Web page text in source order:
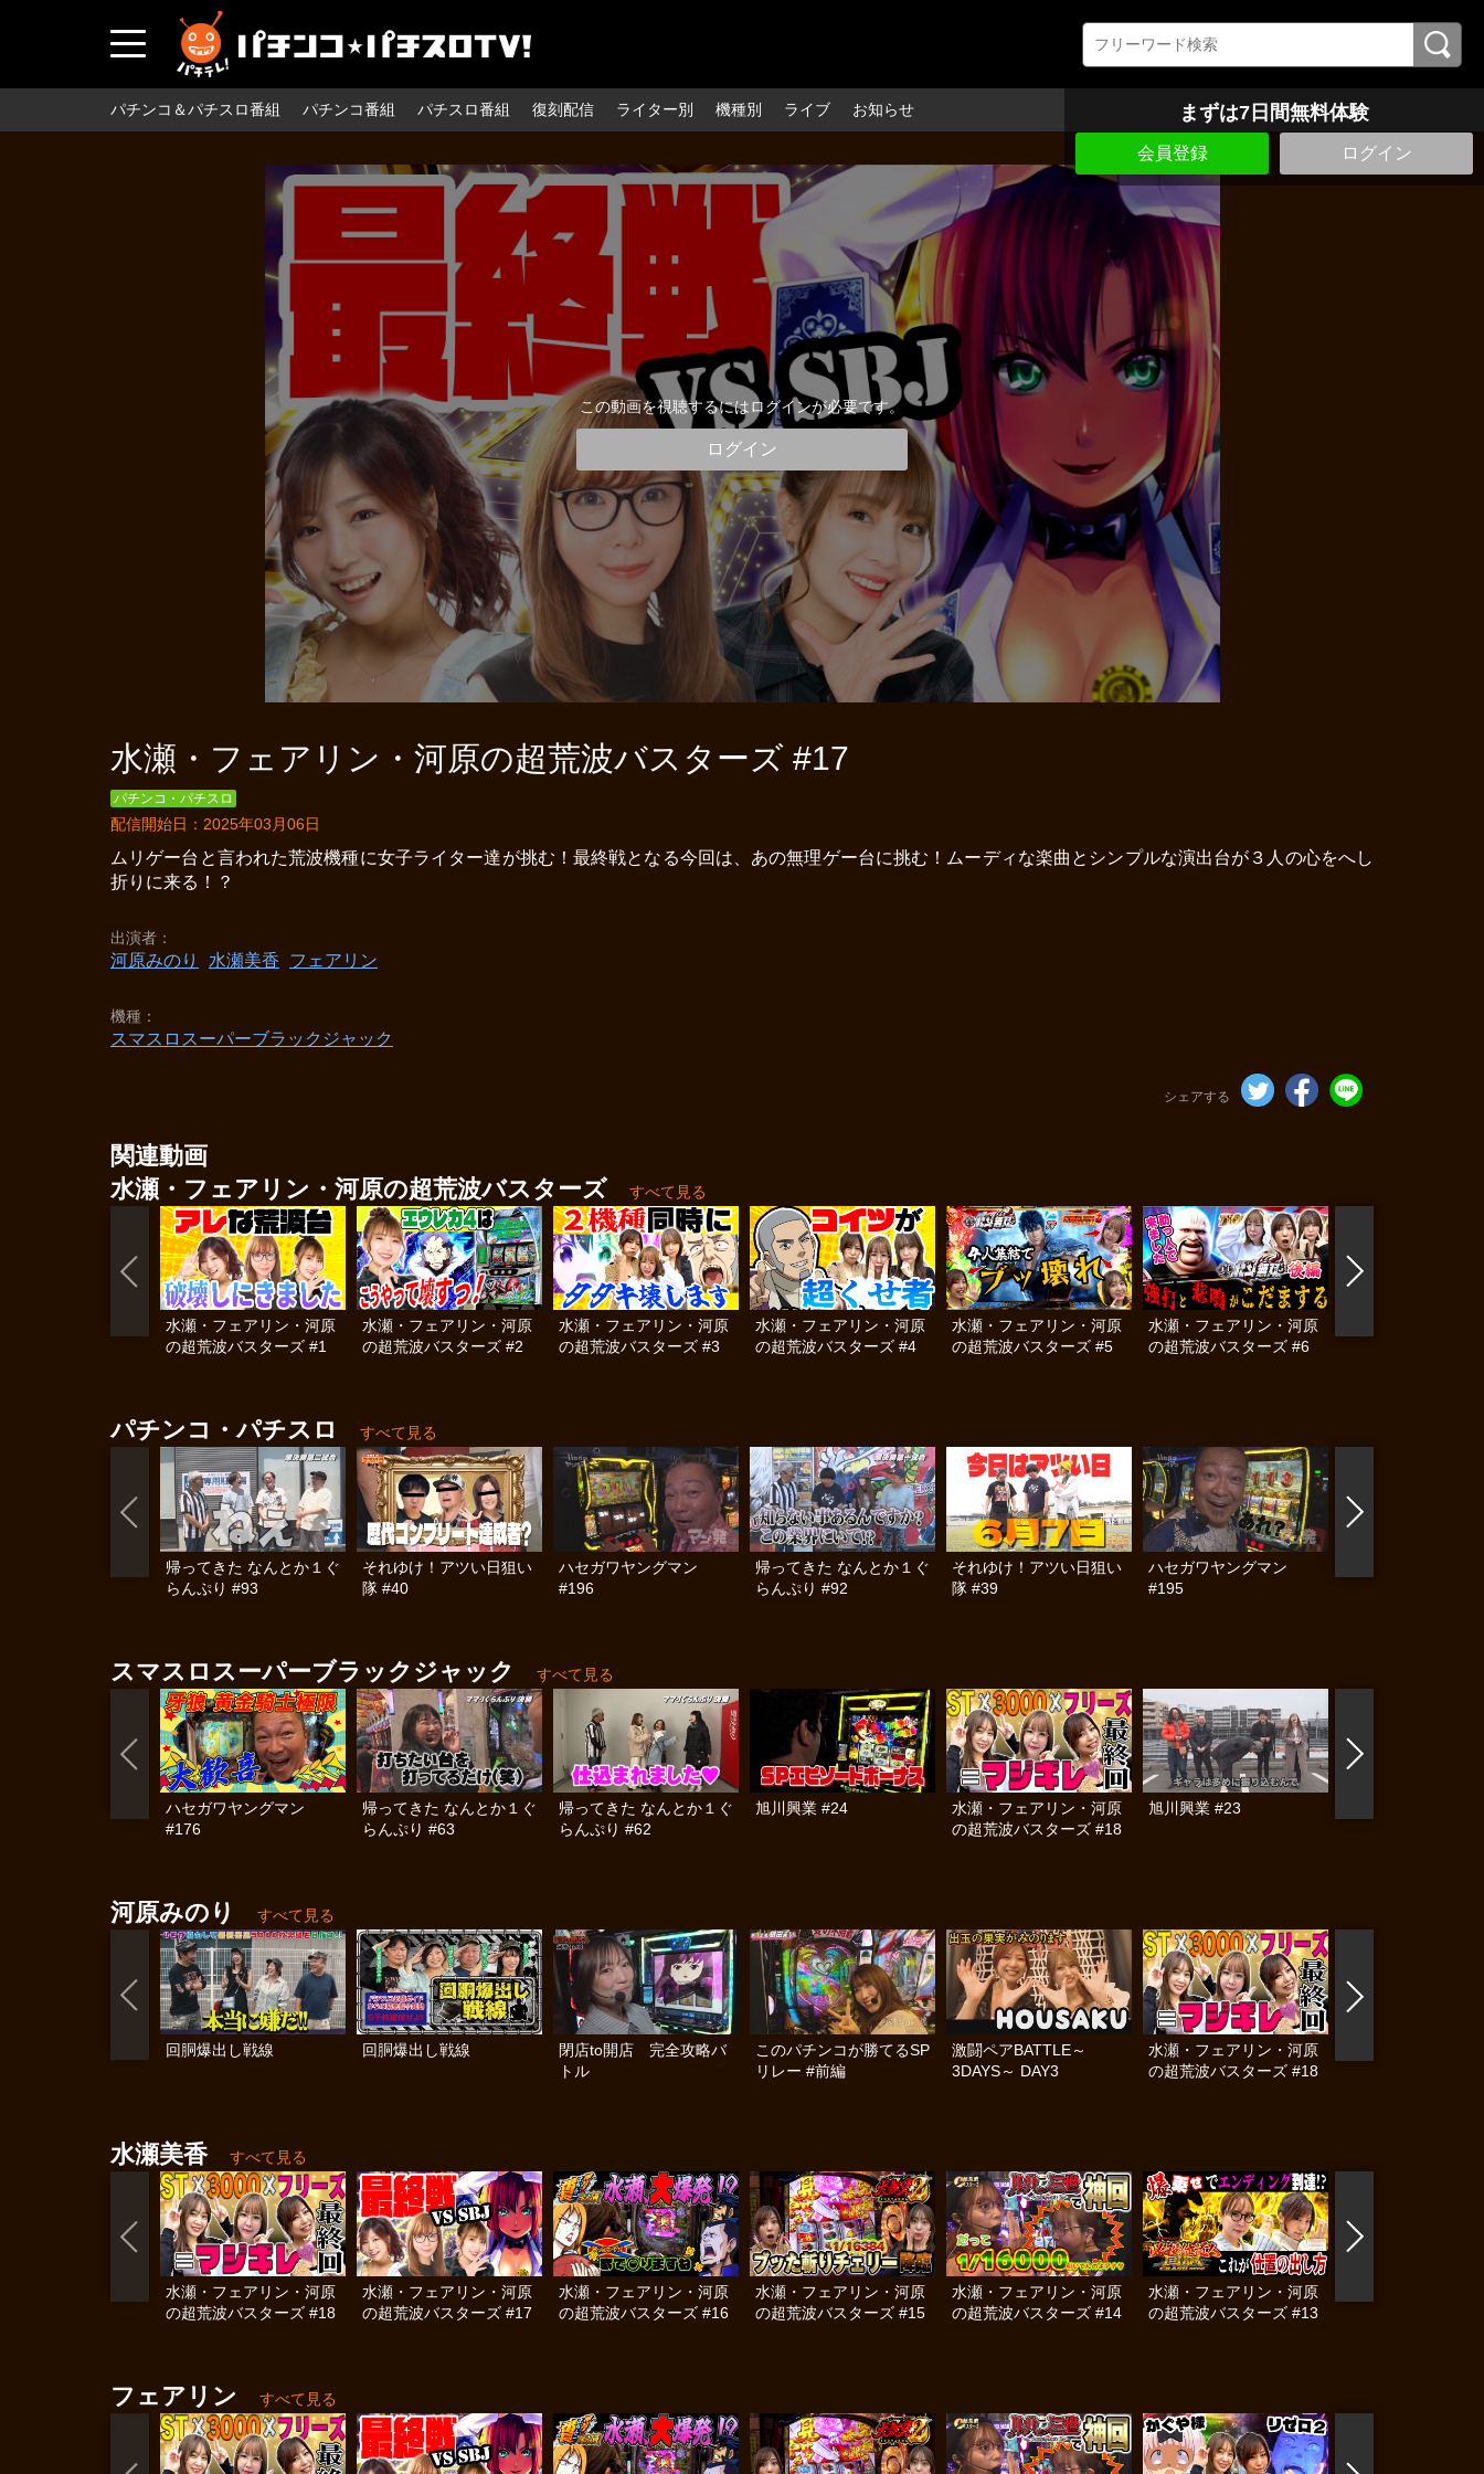
パチンコ＆パチスロ番組 パチンコ番組 パチスロ番組 復刻配信 ライター別 機種別 ライブ お知らせ まずは7日間無料体験
会員登録 ログイン
この動画を視聴するにはログインが必要です。
ログイン
水瀬・フェアリン・河原の超荒波バスターズ #17
パチンコ・パチスロ
配信開始日：2025年03月06日
ムリゲー台と言われた荒波機種に女子ライター達が挑む！最終戦となる今回は、あの無理ゲー台に挑む！ムーディな楽曲とシンプルな演出台が３人の心をへし
折りに来る！？
出演者
河原みのり 水瀬美香 フェアリン
機種
スマスロスーパーブラックジャック
シェアする
関連動画
水瀬・フェアリン・河原の超荒波バスターズ
すべて見る
水瀬・フェアリン・河原
の超荒波バスターズ #1
水瀬・フェアリン・河原
の超荒波バスターズ #2
水瀬・フェアリン・河原
の超荒波バスターズ #3
水瀬・フェアリン・河原
の超荒波バスターズ #4
水瀬・フェアリン・河原
の超荒波バスターズ #5
水瀬・フェアリン・河原
の超荒波バスターズ #6
パチンコ・パチスロ すべて見る
帰ってきた なんとか１ぐ
らんぷり #93
それゆけ！アツい日狙い
隊 #40
ハセガワヤングマン
#196
帰ってきた なんとか１ぐ
らんぷり #92
それゆけ！アツい日狙い
隊 #39
ハセガワヤングマン
#195
スマスロスーパーブラックジャック すべて見る
ハセガワヤングマン
#176
帰ってきた なんとか１ぐ
らんぷり #63
帰ってきた なんとか１ぐ
らんぷり #62
旭川興業 #24
水瀬・フェアリン・河原
の超荒波バスターズ #18
旭川興業 #23
河原みのり すべて見る
回胴爆出し戦線 回胴爆出し戦線
閉店to開店 完全攻略バ
トル
このパチンコが勝てるSP
リレー #前編
激闘ペアBATTLE～
3DAYS～ DAY3
水瀬・フェアリン・河原
の超荒波バスターズ #18
水瀬美香 すべて見る
水瀬・フェアリン・河原
の超荒波バスターズ #18
水瀬・フェアリン・河原
の超荒波バスターズ #17
水瀬・フェアリン・河原
の超荒波バスターズ #16
水瀬・フェアリン・河原
の超荒波バスターズ #15
水瀬・フェアリン・河原
の超荒波バスターズ #14
水瀬・フェアリン・河原
の超荒波バスターズ #13
フェアリン すべて見る